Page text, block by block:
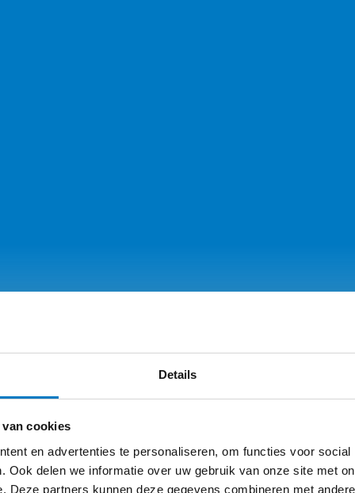
Details
cookies
en advertenties te personaliseren, om functies voor
Ook delen we informatie over uw gebruik van onze site met
Deze partners kunnen deze gegevens combineren met